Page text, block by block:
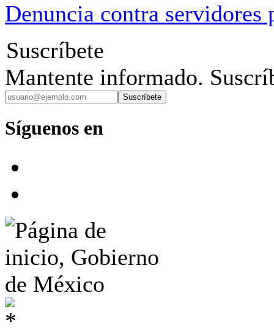
Denuncia contra servidores
Suscríbete
Mantente informado.
Suscríbete
Síguenos en